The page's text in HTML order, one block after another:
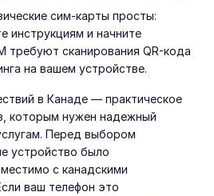
сим-карты просты:
инструкциям и начните
требуют сканирования QR-кода
на вашем устройстве.
в Канаде — практическое
которым нужен надежный
Перед выбором
устройство было
с канадскими
ваш телефон это